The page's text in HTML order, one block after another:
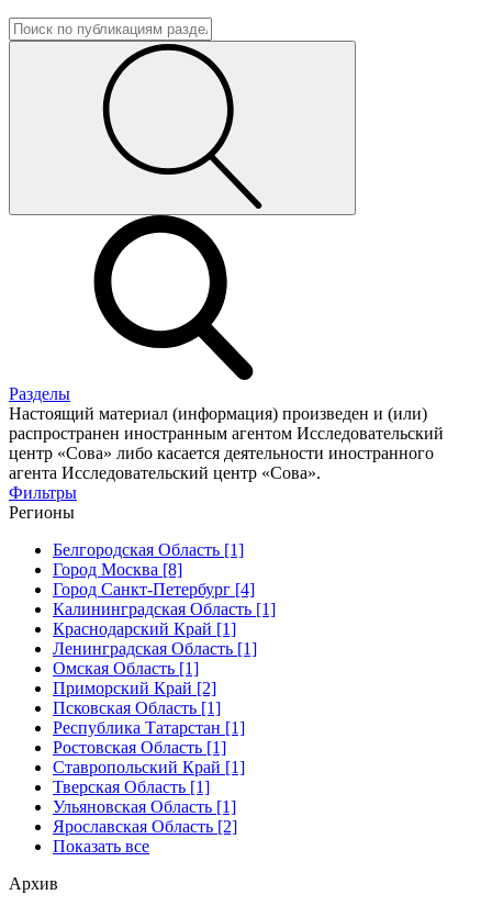
Разделы
Настоящий материал (информация) произведен и (или)
распространен иностранным агентом Исследовательский
центр «Сова» либо касается деятельности иностранного
агента Исследовательский центр «Сова».
Фильтры
Регионы
Белгородская Область [1]
Город Москва [8]
Город Санкт-Петербург [4]
Калининградская Область [1]
Краснодарский Край [1]
Ленинградская Область [1]
Омская Область [1]
Приморский Край [2]
Псковская Область [1]
Республика Татарстан [1]
Ростовская Область [1]
Ставропольский Край [1]
Тверская Область [1]
Ульяновская Область [1]
Ярославская Область [2]
Показать все
Архив